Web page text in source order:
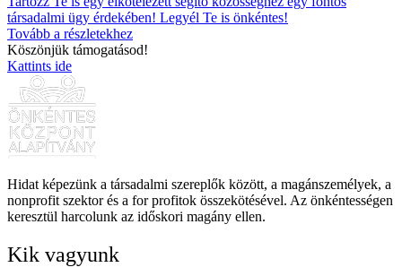
társadalmi ügy érdekében! Legyél Te is önkéntes!
Tovább a részletekhez
Köszönjük támogatásod!
Kattints ide
Hidat képezünk a társadalmi szereplők között, a magánszemélyek, a
nonprofit szektor és a for profitok összekötésével. Az önkéntességen
keresztül harcolunk az időskori magány ellen.
Kik vagyunk